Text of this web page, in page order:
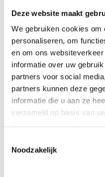
Deze website maakt
We gebruiken cookies
personaliseren, om
en om ons
informatie over uw
partners voor social
partners kunnen deze
informatie die u aan ze
verzameld op basis van
Noodzakelijk
voorbereiding kozen
voor afwisseling in
‘Ons dorp’ en
‘Morning has broken'.
bewoners die zich door
beperkt via woorden
nummers mee. Ivan:
herkenning.”
Inbreng door
het brein ruimschoots
verschillende
toegankelijk kunnen